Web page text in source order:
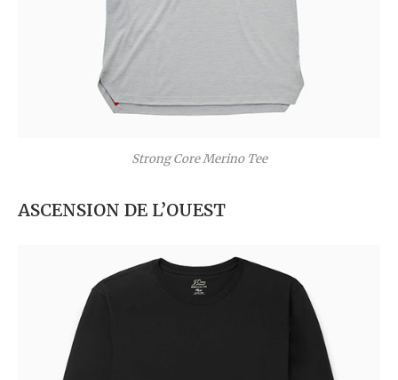
Strong Core Merino Tee
ASCENSION DE L’OUEST